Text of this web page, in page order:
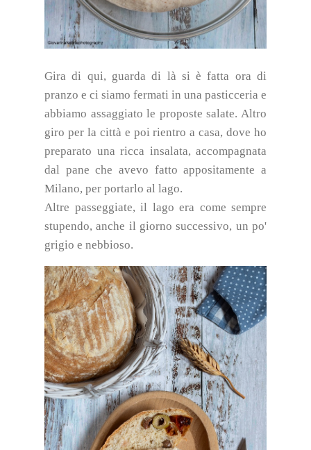
Gira di qui, guarda di là si è fatta ora di
pranzo e ci siamo fermati in una pasticceria e
abbiamo assaggiato le proposte salate. Altro
giro per la città e poi rientro a casa, dove ho
preparato una ricca insalata, accompagnata
dal pane che avevo fatto appositamente a
Milano, per portarlo al lago.
Altre passeggiate, il lago era come sempre
stupendo, anche il giorno successivo, un po'
grigio e nebbioso.